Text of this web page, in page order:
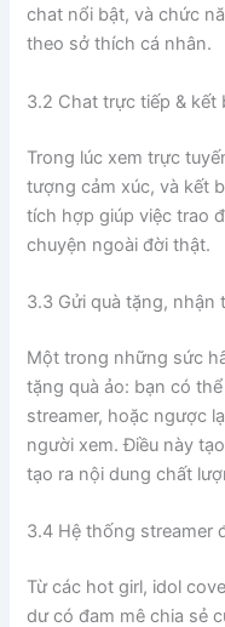
chat nổi bật, và chức
theo sở thích cá nhân.
3.2 Chat trực tiếp & kết
Trong lúc xem trực
tượng cảm xúc, và kết
tích hợp giúp việc trao
chuyện ngoài đời thật.
3.3 Gửi quà tặng, nhận
Một trong những sức
tặng quà ảo: bạn có
streamer, hoặc ngược
người xem. Điều này
tạo ra nội dung chất
3.4 Hệ thống streamer
Từ các hot girl, idol
dư có đam mê chia sẻ